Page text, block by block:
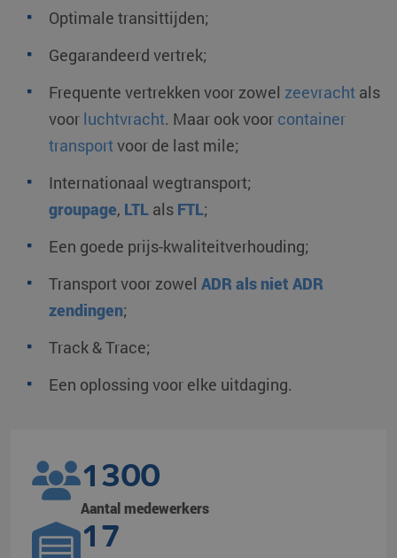
Optimale transittijden;
Gegarandeerd vertrek;
Frequente vertrekken voor zowel zeevracht als
voor luchtvracht. Maar ook voor container
transportvoor de last mile;
Internationaal wegtransport;
groupage, LTL als FTL;
Een goede prijs-kwaliteitverhouding;
Transport voor zowel ADR als niet ADR
zendingen;
Track & Trace;
Een oplossing voor elke uitdaging.
1300
Aantal medewerkers
17